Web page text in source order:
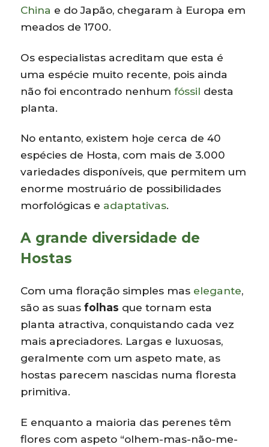
China e do Japão, chegaram à Europa em
meados de 1700.
Os especialistas acreditam que esta é
uma espécie muito recente, pois ainda
não foi encontrado nenhumfóssil desta
planta.
No entanto, existem hoje cerca de 40
espécies de Hosta, com mais de 3.000
variedades disponíveis, que permitem um
enorme mostruário de possibilidades
morfológicas e adaptativas.
A grande diversidade de
Hostas
Com uma floração simples mas elegante,
são as suas folhas que tornam esta
planta atractiva, conquistando cada vez
mais apreciadores. Largas e luxuosas,
geralmente com um aspeto mate, as
hostas parecem nascidas numa floresta
primitiva.
E enquanto a maioria das perenes têm
flores com aspeto “olhem-mas-não-me-